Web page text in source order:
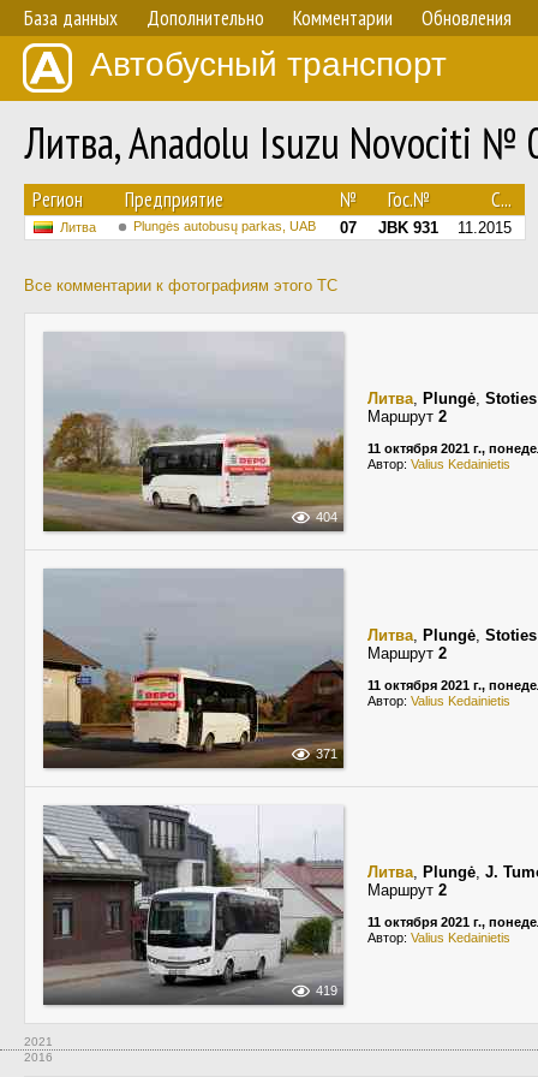
База данных Дополнительно Комментарии Обновления
Автобусный транспорт
Литва, Anadolu Isuzu Novociti №
Регион Предприятие № Гос.№ С...
Литва Plungės autobusų parkas, UAB 07 JBK 931 11.2015
Все комментарии к фотографиям этого ТС
404
Литва, Plungė,
Маршрут 2
11 октября 2021 г.,
Автор: Valius Kedainietis
371
Литва, Plungė,
Маршрут 2
11 октября 2021 г.,
Автор: Valius Kedainietis
419
Литва, Plungė, J.
Маршрут 2
11 октября 2021 г.,
Автор: Valius Kedainietis
2021
2016